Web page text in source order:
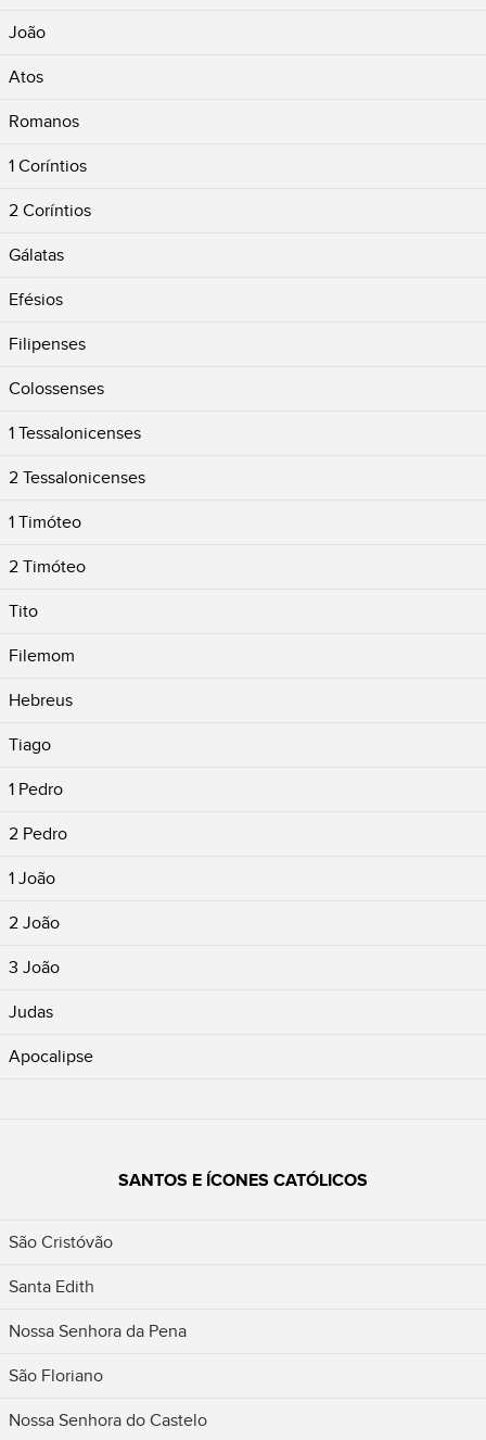
João
Atos
Romanos
1 Coríntios
2 Coríntios
Gálatas
Efésios
Filipenses
Colossenses
1 Tessalonicenses
2 Tessalonicenses
1 Timóteo
2 Timóteo
Tito
Filemom
Hebreus
Tiago
1 Pedro
2 Pedro
1 João
2 João
3 João
Judas
Apocalipse
SANTOS E ÍCONES CATÓLICOS
São Cristóvão
Santa Edith
Nossa Senhora da Pena
São Floriano
Nossa Senhora do Castelo